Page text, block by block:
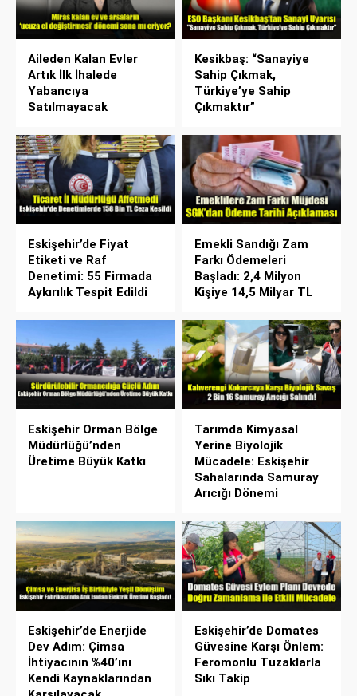
Aileden Kalan Evler
Artık İlk İhalede
Yabancıya
Satılmayacak
Kesikbaş: “Sanayiye
Sahip Çıkmak,
Türkiye’ye Sahip
Çıkmaktır”
Eskişehir’de Fiyat
Etiketi ve Raf
Denetimi: 55 Firmada
Aykırılık Tespit Edildi
Emekli Sandığı Zam
Farkı Ödemeleri
Başladı: 2,4 Milyon
Kişiye 14,5 Milyar TL
Eskişehir Orman Bölge
Müdürlüğü’nden
Üretime Büyük Katkı
Tarımda Kimyasal
Yerine Biyolojik
Mücadele: Eskişehir
Sahalarında Samuray
Arıcığı Dönemi
Eskişehir’de Enerjide
Dev Adım: Çimsa
İhtiyacının %40’ını
Kendi Kaynaklarından
Eskişehir’de Domates
Güvesine Karşı Önlem:
Feromonlu Tuzaklarla
Sıkı Takip